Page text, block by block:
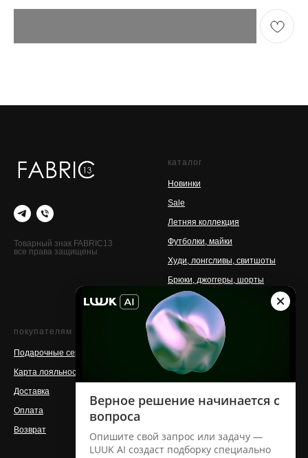
Товарный знак FABRIC13
все права защищены
каталог
Новинки
Sale
Летняя коллекция
Футболки, майки
Худи, лонгсливы, свитшоты
Брюки, джоггеры, шорты
Аксессуары
покупателям
Подарочные сертификаты
Карта лояльности
Доставка
Оплата
Возврат
о бренде
Контакты
Команда